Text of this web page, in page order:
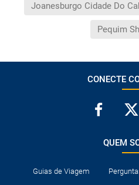
Joanesburgo Cidade Do
Pequim
CONECTE
QUEM
Guias de Viagem